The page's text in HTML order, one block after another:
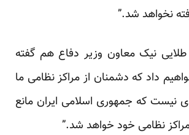
نخواهد شد.”
نیک معاون وزیر دفاع هم گفته
داد که دشمنان از مراکز نظامی ما
نیست که جمهوری اسلامی ایران مانع
مراکز نظامی خود خواهد شد.”